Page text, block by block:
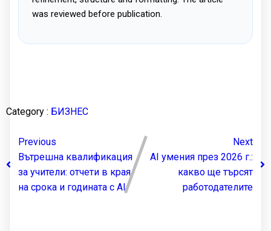
was reviewed before publication.
Category : БИЗНЕС
Previous
Вътрешна квалификация
за учители: отчети в края
на срока и годината с AI
Next
AI умения през 2026 г.:
какво ще търсят
работодателите